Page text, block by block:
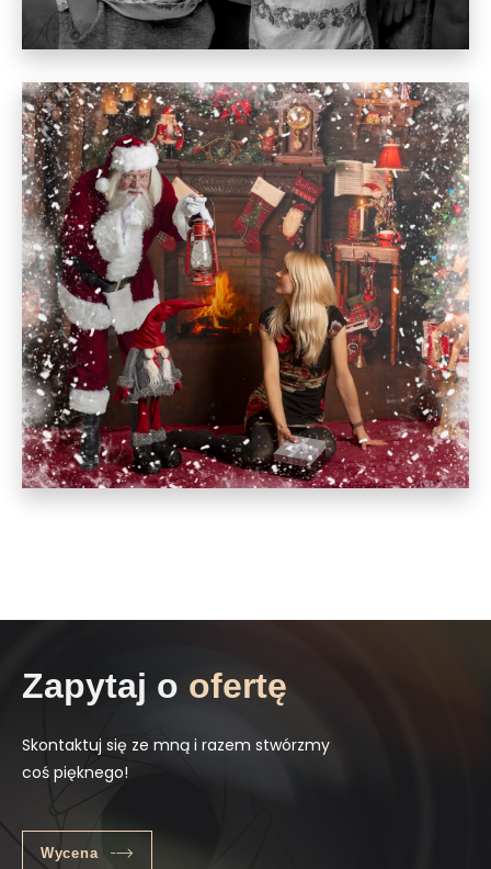
Zapytaj o ofertę
Skontaktuj się ze mną i razem stwórzmy
coś pięknego!
Wycena